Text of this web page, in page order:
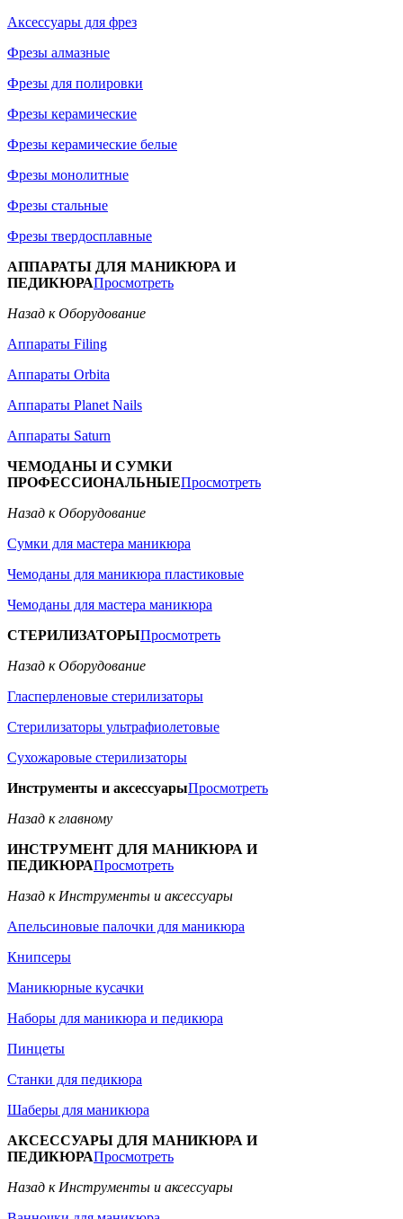
Аксессуары для фрез
Фрезы алмазные
Фрезы для полировки
Фрезы керамические
Фрезы керамические белые
Фрезы монолитные
Фрезы стальные
Фрезы твердосплавные
АППАРАТЫ ДЛЯ МАНИКЮРА И
ПЕДИКЮРАПросмотреть
Назад к Оборудование
Аппараты Filing
Аппараты Orbita
Аппараты Planet Nails
Аппараты Saturn
ЧЕМОДАНЫ И СУМКИ
ПРОФЕССИОНАЛЬНЫЕПросмотреть
Назад к Оборудование
Сумки для мастера маникюра
Чемоданы для маникюра пластиковые
Чемоданы для мастера маникюра
СТЕРИЛИЗАТОРЫПросмотреть
Назад к Оборудование
Гласперленовые стерилизаторы
Стерилизаторы ультрафиолетовые
Сухожаровые стерилизаторы
Инструменты и аксессуарыПросмотреть
Назад к главному
ИНСТРУМЕНТ ДЛЯ МАНИКЮРА И
ПЕДИКЮРАПросмотреть
Назад к Инструменты и аксессуары
Апельсиновые палочки для маникюра
Книпсеры
Маникюрные кусачки
Наборы для маникюра и педикюра
Пинцеты
Станки для педикюра
Шаберы для маникюра
АКСЕССУАРЫ ДЛЯ МАНИКЮРА И
ПЕДИКЮРАПросмотреть
Назад к Инструменты и аксессуары